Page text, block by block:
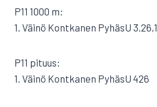
P11 1000 m:
1. Väinö Kontkanen PyhäsU 3.26,1
P11 pituus:
1. Väinö Kontkanen PyhäsU 426